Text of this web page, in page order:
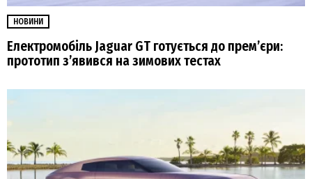
НОВИНИ
Електромобіль Jaguar GT готується до прем’єри:
прототип з’явився на зимових тестах